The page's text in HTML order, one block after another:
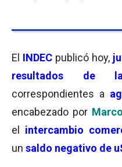
El INDECpublicó hoy,
resultados de
correspondientes a
encabezado por
el
intercambio
un saldo negativo de